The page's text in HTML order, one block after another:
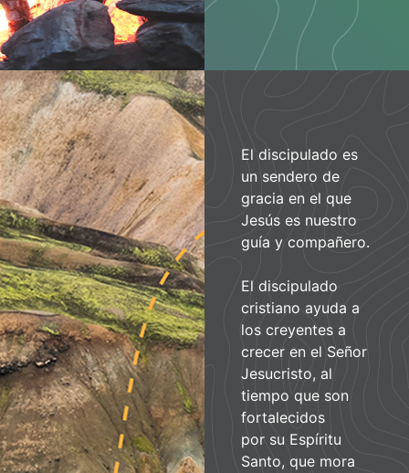
El discipulado es
un sendero de
gracia en el que
Jesús es nuestro
guía y compañero.
El discipulado
cristiano ayuda a
los creyentes a
crecer en el Señor
Jesucristo, al
tiempo que son
fortalecidos
por su Espíritu
Santo, que mora